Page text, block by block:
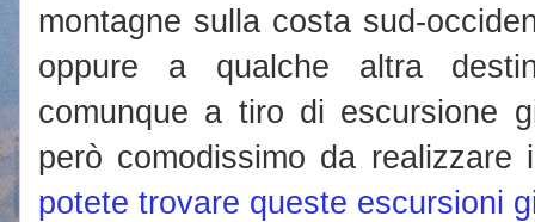
montagne sulla costa sud-
oppure a qualche altra
comunque a tiro di escursione
però comodissimo da
potete trovare queste escursioni